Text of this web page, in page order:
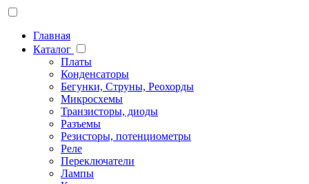
Главная
Каталог
Платы
Конденсаторы
Бегунки, Струны, Реохорды
Микросхемы
Транзисторы, диоды
Разъемы
Резисторы, потенциометры
Реле
Переключатели
Лампы